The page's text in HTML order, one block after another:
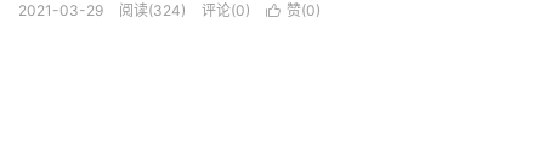
2021-03-29 阅读(324) 评论(0)  赞(0)